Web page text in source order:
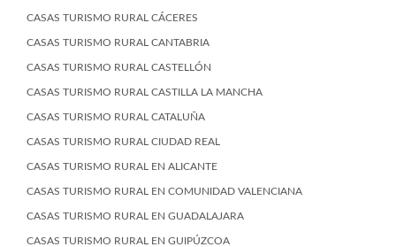
CASAS TURISMO RURAL CÁCERES
CASAS TURISMO RURAL CANTABRIA
CASAS TURISMO RURAL CASTELLÓN
CASAS TURISMO RURAL CASTILLA LA MANCHA
CASAS TURISMO RURAL CATALUÑA
CASAS TURISMO RURAL CIUDAD REAL
CASAS TURISMO RURAL EN ALICANTE
CASAS TURISMO RURAL EN COMUNIDAD VALENCIANA
CASAS TURISMO RURAL EN GUADALAJARA
CASAS TURISMO RURAL EN GUIPÚZCOA